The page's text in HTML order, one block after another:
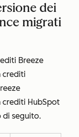
dei
migrati
Breeze
crediti
crediti HubSpot
di seguito.